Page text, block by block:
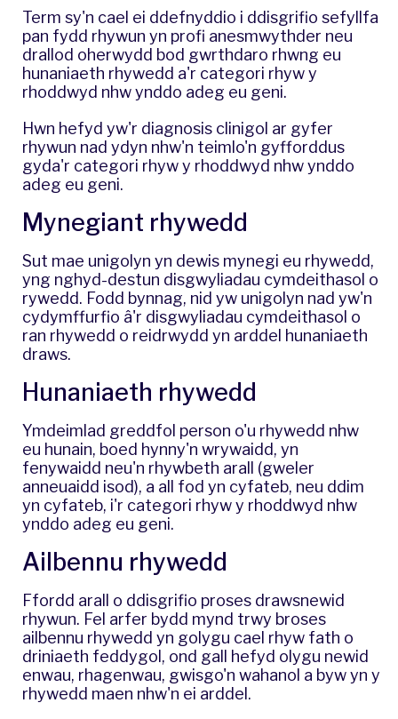
Term sy'n cael ei ddefnyddio i ddisgrifio sefyllfa
pan fydd rhywun yn profi anesmwythder neu
drallod oherwydd bod gwrthdaro rhwng eu
hunaniaeth rhywedd a'r categori rhyw y
rhoddwyd nhw ynddo adeg eu geni.
Hwn hefyd yw'r diagnosis clinigol ar gyfer
rhywun nad ydyn nhw'n teimlo'n gyfforddus
gyda'r categori rhyw y rhoddwyd nhw ynddo
adeg eu geni.
Mynegiant rhywedd
Sut mae unigolyn yn dewis mynegi eu rhywedd,
yng nghyd-destun disgwyliadau cymdeithasol o
rywedd. Fodd bynnag, nid yw unigolyn nad yw'n
cydymffurfio â'r disgwyliadau cymdeithasol o
ran rhywedd o reidrwydd yn arddel hunaniaeth
draws.
Hunaniaeth rhywedd
Ymdeimlad greddfol person o'u rhywedd nhw
eu hunain, boed hynny'n wrywaidd, yn
fenywaidd neu'n rhywbeth arall (gweler
anneuaidd isod), a all fod yn cyfateb, neu ddim
yn cyfateb, i'r categori rhyw y rhoddwyd nhw
ynddo adeg eu geni.
Ailbennu rhywedd
Ffordd arall o ddisgrifio proses drawsnewid
rhywun. Fel arfer bydd mynd trwy broses
ailbennu rhywedd yn golygu cael rhyw fath o
driniaeth feddygol, ond gall hefyd olygu newid
enwau, rhagenwau, gwisgo'n wahanol a byw yn y
rhywedd maen nhw'n ei arddel.